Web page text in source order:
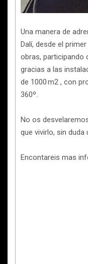
Una manera de
Dalí, desde el
obras, participando
gracias a las
de 1000 m2 , con
360º.
No os
que vivirlo, sin duda
Encontareis mas